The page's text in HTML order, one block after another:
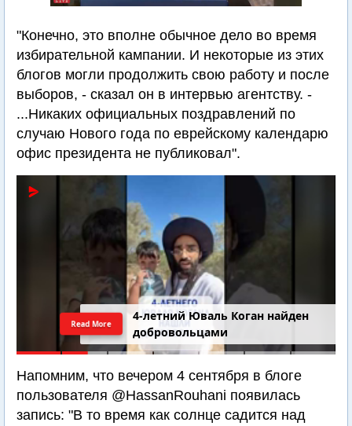
"Конечно, это вполне обычное дело во время
избирательной кампании. И некоторые из этих
блогов могли продолжить свою работу и после
выборов, - сказал он в интервью агентству. -
...Никаких официальных поздравлений по
случаю Нового года по еврейскому календарю
офис президента не публиковал".
4-летний Юваль Коган найден
добровольцами
Read More
Напомним, что вечером 4 сентября в блоге
пользователя @HassanRouhani появилась
запись: "В то время как солнце садится над